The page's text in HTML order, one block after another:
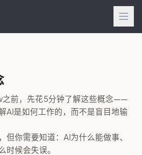
之前，先花5分钟了解这些概念——
AI是如何工作的，而不是盲目地输
但你需要知道：AI为什么能做事、
时候会失误。